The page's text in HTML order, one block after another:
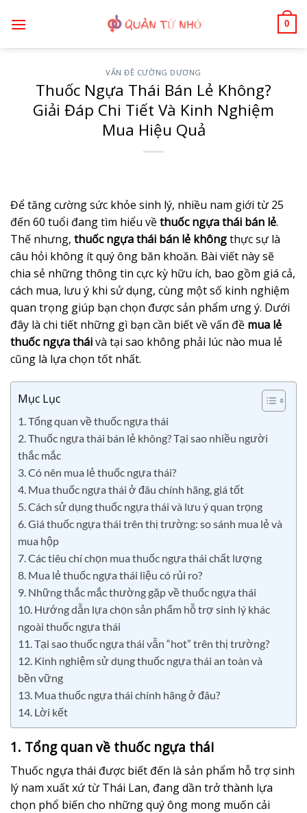
qua
0
VẤN ĐỀ CƯỜNG DƯƠNG
Thuốc Ngựa Thái Bán Lẻ Không?
Giải Đáp Chi Tiết Và Kinh Nghiệm
Mua Hiệu Quả
Để tăng cường sức khỏe sinh lý, nhiều nam giới từ 25
đến 60 tuổi đang tìm hiểu vềthuốc ngựa thái bán lẻ.
Thế nhưng, thuốc ngựa thái bán lẻ khôngthực sự là
câu hỏi không ít quý ông băn khoăn. Bài viết này sẽ
chia sẻ những thông tin cực kỳ hữu ích, bao gồm giá cả,
cách mua, lưu ý khi sử dụng, cùng một số kinh nghiệm
quan trọng giúp bạn chọn được sản phẩm ưng ý. Dưới
đây là chi tiết những gì bạn cần biết về vấn đề mua lẻ
thuốc ngựa tháivà tại sao không phải lúc nào mua lẻ
cũng là lựa chọn tốt nhất.
Mục Lục
1. Tổng quan về thuốc ngựa thái
2. Thuốc ngựa thái bán lẻ không? Tại sao nhiều người
thắc mắc
3. Có nên mua lẻ thuốc ngựa thái?
4. Mua thuốc ngựa thái ở đâu chính hãng, giá tốt
5. Cách sử dụng thuốc ngựa thái và lưu ý quan trọng
6. Giá thuốc ngựa thái trên thị trường: so sánh mua lẻ và
mua hộp
7. Các tiêu chí chọn mua thuốc ngựa thái chất lượng
8. Mua lẻ thuốc ngựa thái liệu có rủi ro?
9. Những thắc mắc thường gặp về thuốc ngựa thái
10. Hướng dẫn lựa chọn sản phẩm hỗ trợ sinh lý khác
ngoài thuốc ngựa thái
11. Tại sao thuốc ngựa thái vẫn “hot” trên thị trường?
12. Kinh nghiệm sử dụng thuốc ngựa thái an toàn và
bền vững
13. Mua thuốc ngựa thái chính hãng ở đâu?
14. Lời kết
1. Tổng quan về thuốc ngựa thái
Thuốc ngựa thái được biết đến là sản phẩm hỗ trợ sinh
lý nam xuất xứ từ Thái Lan, đang dần trở thành lựa
chọn phổ biến cho những quý ông mong muốn cải